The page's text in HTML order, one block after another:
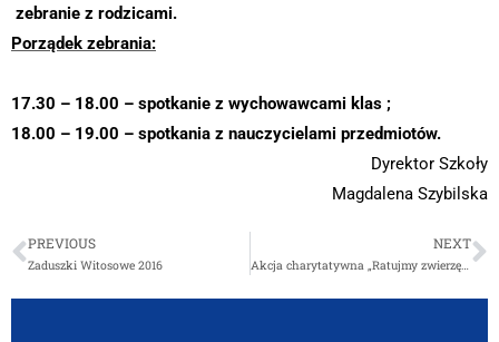
zebranie z rodzicami.
Porządek zebrania:
17.30 – 18.00 – spotkanie z wychowawcami klas ;
18.00 – 19.00 – spotkania z nauczycielami przedmiotów.
Dyrektor Szkoły
Magdalena Szybilska
PREVIOUS
Zaduszki Witosowe 2016
NEXT
Akcja charytatywna „Ratujmy zwierzęta XII – Azor moim przyjacielem” SK TOZRP ŚWIETLICOWE „ANIOŁY ZE SZKOŁY”